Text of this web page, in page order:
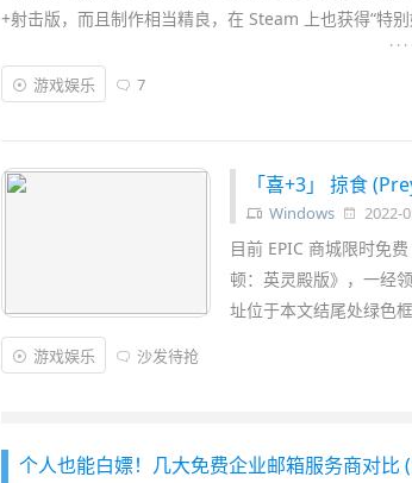
+射击版，而且制作相当精良，在 Steam 上也获得“特别
FPS 射击 + RPG 角色扮演 + 刷刷大量装备 + 丰富的技能
为独特的化学反应，让《
几个朋友「一起联机」打怪刷刷刷，非常的爽……
. . .
游戏娱乐 7
「喜+3」 掠食
Windows 2022-
目前 EPIC 商城限时免
顿：英灵殿版》，一经
址位于本文结尾处绿色
游戏娱乐 沙发待抢
个人也能白嫖！几大免费企业邮箱服务商对比